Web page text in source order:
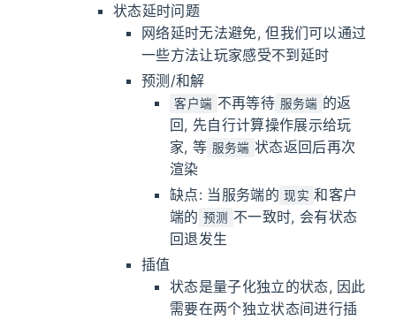
状态延时问题
网络延时无法避免, 但我们可以通过
一些方法让玩家感受不到延时
预测/和解
客户端 不再等待 服务端 的返
回, 先自行计算操作展示给玩
家, 等 服务端 状态返回后再次
渲染
缺点: 当服务端的 现实 和客户
端的 预测
不一致时, 会有状态
回退发生
插值
状态是量子化独立的状态, 因此
需要在两个独立状态间进行插